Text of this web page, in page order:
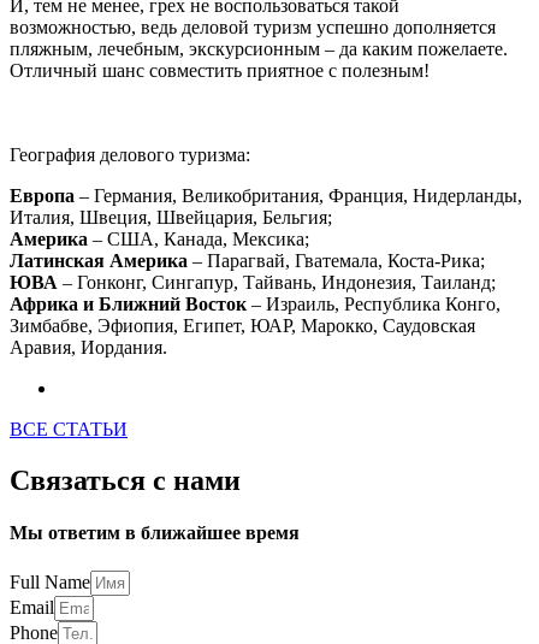
И, тем не менее, грех не воспользоваться такой
возможностью, ведь деловой туризм успешно дополняется
пляжным, лечебным, экскурсионным – да каким пожелаете.
Отличный шанс совместить приятное с полезным!
География делового туризма:
Европа – Германия, Великобритания, Франция, Нидерланды,
Италия, Швеция, Швейцария, Бельгия;
Америка – США, Канада, Мексика;
Латинская Америка – Парагвай, Гватемала, Коста-Рика;
ЮВА – Гонконг, Сингапур, Тайвань, Индонезия, Таиланд;
Африка и Ближний Восток – Израиль, Республика Конго,
Зимбабве, Эфиопия, Египет, ЮАР, Марокко, Саудовская
Аравия, Иордания.
ВСЕ СТАТЬИ
Связаться с нами
Мы ответим в ближайшее время
Full Name
Email
Phone